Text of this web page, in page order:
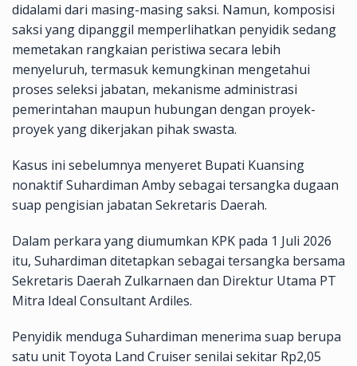
didalami dari masing-masing saksi. Namun, komposisi
saksi yang dipanggil memperlihatkan penyidik sedang
memetakan rangkaian peristiwa secara lebih
menyeluruh, termasuk kemungkinan mengetahui
proses seleksi jabatan, mekanisme administrasi
pemerintahan maupun hubungan dengan proyek-
proyek yang dikerjakan pihak swasta.
Kasus ini sebelumnya menyeret Bupati Kuansing
nonaktif Suhardiman Amby sebagai tersangka dugaan
suap pengisian jabatan Sekretaris Daerah.
Dalam perkara yang diumumkan KPK pada 1 Juli 2026
itu, Suhardiman ditetapkan sebagai tersangka bersama
Sekretaris Daerah Zulkarnaen dan Direktur Utama PT
Mitra Ideal Consultant Ardiles.
Penyidik menduga Suhardiman menerima suap berupa
satu unit Toyota Land Cruiser senilai sekitar Rp2,05